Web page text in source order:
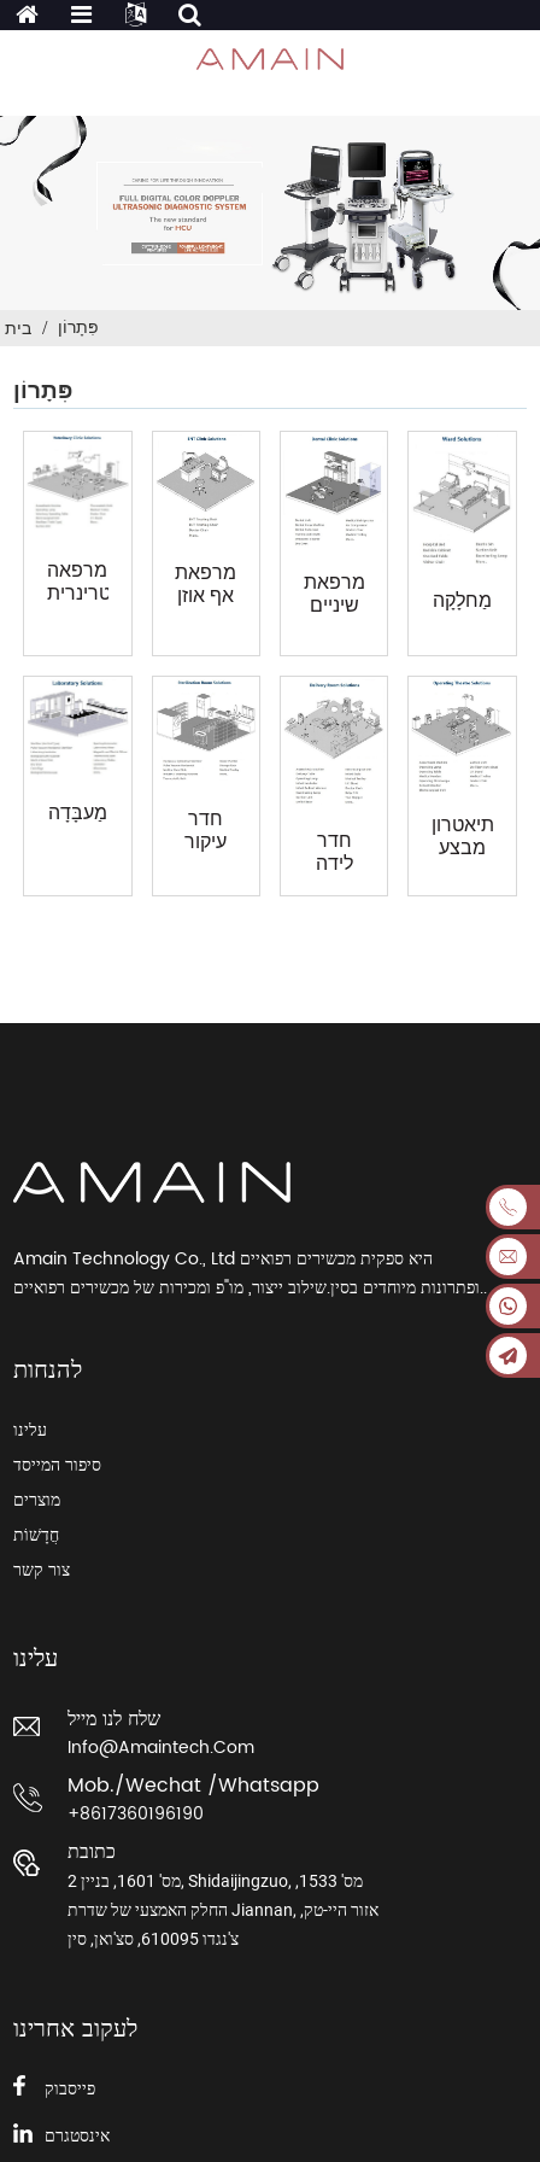
בית פִּתָרוֹן
פִּתָרוֹן
מרפאה
וטרינרית
מרפאת
אף אוזן
מרפאת
שיניים
מַחלָקָה
מַעבָּדָה
חדר
עיקור
חדר
לידה
תיאטרון
מבצע
Amain Technology Co., Ltd היא ספקית מכשירים רפואיים
ופתרונות מיוחדים בסין.שילוב ייצור, מו"פ ומכירות של מכשירים רפואיים..
להנחות
עלינו
סיפור המייסד
מוצרים
חֲדָשׁוֹת
צור קשר
עלינו
שלח לנו מייל
Info@amaintech.com
Mob./wechat /whatsapp
+8617360196190
כתובת
מס' 1601, בניין 2, Shidaijingzuo, מס' 1533,
החלק האמצעי של שדרת Jiannan, אזור היי-טק,
צ'נגדו 610095, סצ'ואן, סין
לעקוב אחרינו
פייסבוק
אינסטגרם